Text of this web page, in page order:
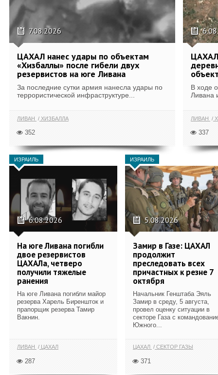
7.08.2026
ЦАХАЛ нанес удары по объектам
«Хизбаллы» после гибели двух
резервистов на юге Ливана
За последние сутки армия нанесла удары по
террористической инфраструктуре...
ЛИВАН ХИЗБАЛЛА
352
В ходе
Ливана
ЛИВАН
337
ИЗРАИЛЬ
6.08.2026
На юге Ливана погибли
двое резервистов
ЦАХАЛа, четверо
получили тяжелые
ранения
На юге Ливана погибли майор
резерва Харель Биреншток и
прапорщик резерва Тамир
Вакнин.
ЛИВАН ЦАХАЛ
287
ИЗРАИЛЬ
5.08.2026
Замир в Газе: ЦАХАЛ
продолжит
преследовать всех
причастных к резне 7
октября
Начальник Генштаба Эяль
Замир в среду, 5 августа,
провел оценку ситуации в
секторе Газа с
Южного...
ЦАХАЛ СЕКТОР ГАЗЫ
371